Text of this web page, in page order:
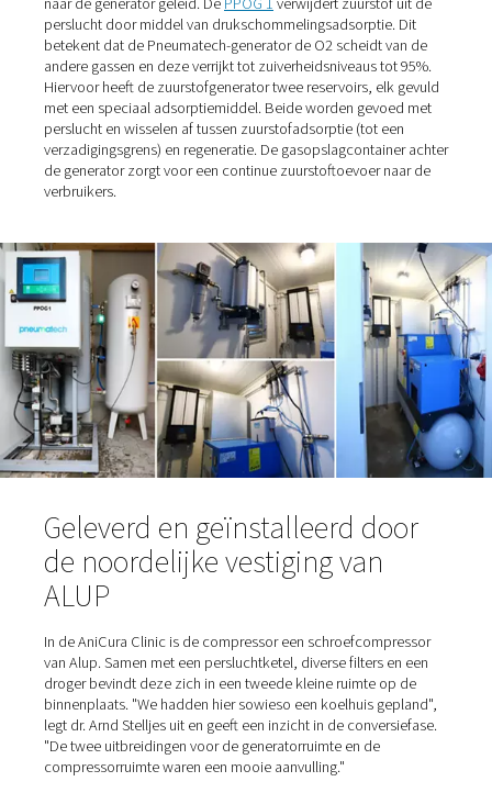
De bedrijfsleider, die tot 2016 eigenaar was van de
voordat hij deze aan de AniCura Group verkocht, had
om de zuurstof jaren geleden zelf te produceren. Toen
terrein met zijn 300 vierkante meter en slechts enkele
echter te klein en de O2-vraag te laag. Inmiddels
gebouw een oppervlakte van 1200 vierkante meter. De
waarom het enige tijd duurde om een zuurstofstation te
installeren, was mede te danken aan de leverancier van
over de vertrouwensvolle samenwerking. En ook de
waren 'leuk' omdat ze relatief laag waren. "Als hij één
kon leveren, moesten we overstappen op een
leverancier. Toen beseften we hoe duur het kan
de leverancier uiteindelijk met pensioen ging, was het
Stelljes om over te stappen van flessenbundels naar
zelfvoorzienende zuurstofproductie.
Zuurstof wordt uit de lucht
gehaald en tot 95% verrijkt
Om ter plaatse zuurstof te produceren
omgevingslucht gescheiden en in een container
omgevingslucht bevat ongeveer 21% zuurstof, 78%
kleinere hoeveelheden kooldioxide, argon en andere
Om zuurstof (of stikstof) te genereren, wordt de
eerst gecomprimeerd in een luchtcompressor en
naar de generator geleid. DePPOG 1verwijdert
perslucht door middel van